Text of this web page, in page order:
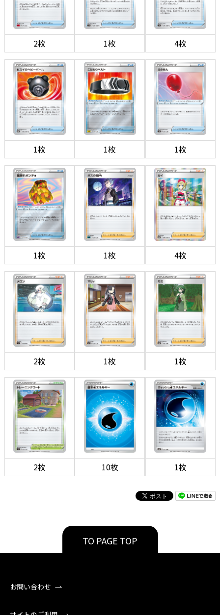
2枚 1枚 4枚
1枚 1枚 1枚
1枚 1枚 4枚
2枚 1枚 1枚
2枚 10枚 1枚
TO PAGE TOP
お問い合わせ